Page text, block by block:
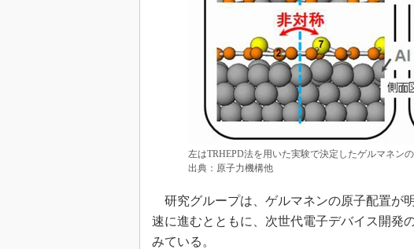
左はTRHEPD法を用いた実験で決定したゲルマネン
出典：原子力機構他
研究グループは、ゲルマネンの原子配置が
速に進むとともに、次世代電子デバイス開発
みている。